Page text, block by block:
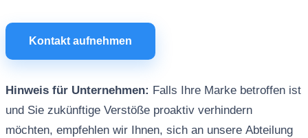
Kontakt aufnehmen
Hinweis für Unternehmen: Falls Ihre Marke betroffen ist
und Sie zukünftige Verstöße proaktiv verhindern
möchten, empfehlen wir Ihnen, sich an unsere Abteilung